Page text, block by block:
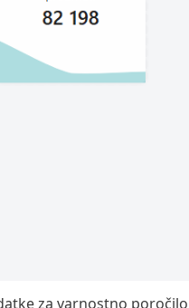
za varnostno